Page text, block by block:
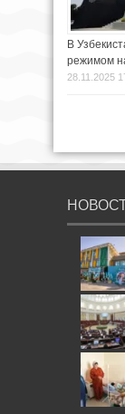
В
режимом
28.11.2025